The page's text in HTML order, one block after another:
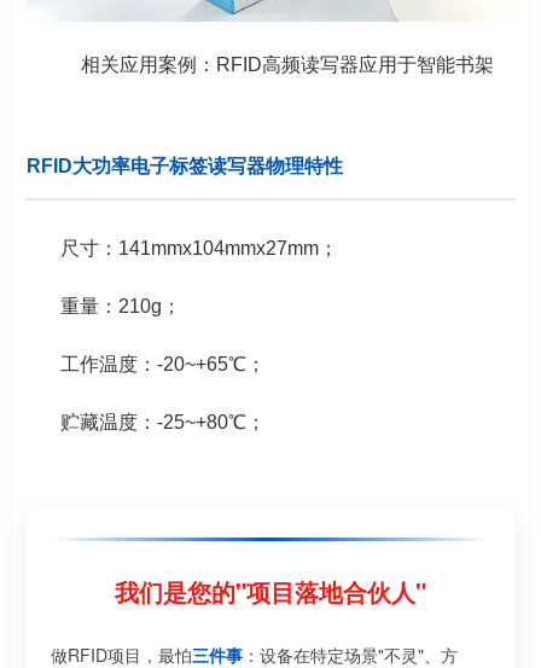
相关应用案例：RFID高频读写器应用于智能书架
RFID大功率电子标签读写器物理特性
尺寸：141mmx104mmx27mm；
重量：210g；
工作温度：-20~+65℃；
贮藏温度：-25~+80℃；
我们是您的"项目落地合伙人"
做RFID项目，最怕三件事 ：设备在特定场景"不灵"、方